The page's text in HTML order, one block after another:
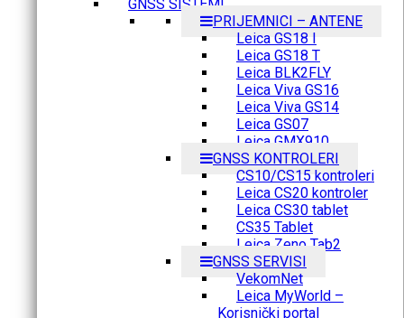
GNSS SISTEMI
PRIJEMNICI – ANTENE
Leica GS18 I
Leica GS18 T
Leica BLK2FLY
Leica Viva GS16
Leica Viva GS14
Leica GS07
Leica GMX910
GNSS KONTROLERI
CS10/CS15 kontroleri
Leica CS20 kontroler
Leica CS30 tablet
CS35 Tablet
Leica Zeno Tab2
GNSS SERVISI
VekomNet
Leica MyWorld –
Korisnički portal